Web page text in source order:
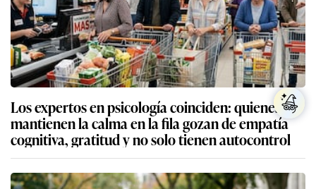
Los expertos en psicología coinciden: quienes
mantienen la calma en la fila gozan de empatía
cognitiva, gratitud y no solo tienen autocontrol